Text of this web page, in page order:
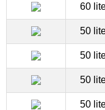
60
50
50
50
50